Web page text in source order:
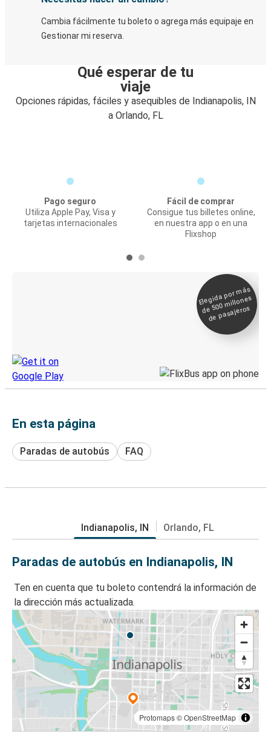
Cambia fácilmente tu boleto o agrega más equipaje en
Gestionar mi reserva.
Qué esperar de tu
viaje
Opciones rápidas, fáciles y asequibles de Indianapolis, IN
a Orlando, FL
Pago seguro
Utiliza Apple Pay, Visa y
tarjetas internacionales
Fácil de comprar
Consigue tus billetes online,
en nuestra app o en una
Flixshop
Elegida por
más
de 500
millones
de pasajeros
En esta página
Paradas de autobús FAQ
Indianapolis, IN Orlando, FL
Paradas de autobús en Indianapolis, IN
Ten en cuenta que tu boleto contendrá la información de
la dirección más actualizada.
Protomaps©OpenStreetMap